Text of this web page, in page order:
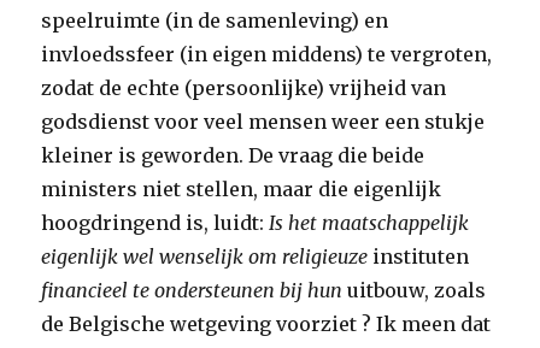
speelruimte (in de samenleving) en
invloedssfeer (in eigen middens) te vergroten,
zodat de echte (persoonlijke) vrijheid van
godsdienst voor veel mensen weer een stukje
kleiner is geworden. De vraag die beide
ministers niet stellen, maar die eigenlijk
hoogdringend is, luidt:Is het maatschappelijk
eigenlijk wel wenselijk om religieuze instituten
financieel te ondersteunen bij hunuitbouw, zoals
de Belgische wetgeving voorziet ? Ik meen dat